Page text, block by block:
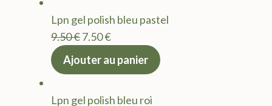
9.50 €.7.50 €.
Lpn gel polish bleu pastel
9.50€Le
prix
7.50€Le
actuel
Ajouter au panier
Lpn gel polish bleu roi